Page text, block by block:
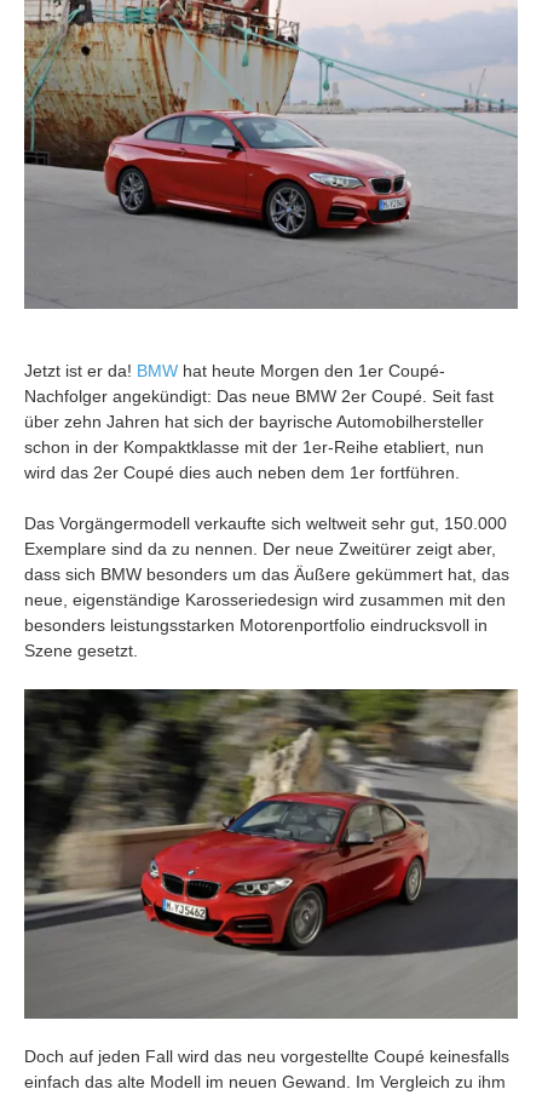
Jetzt ist er da! BMW hat heute Morgen den 1er Coupé-
Nachfolger angekündigt: Das neue BMW 2er Coupé. Seit fast
über zehn Jahren hat sich der bayrische Automobilhersteller
schon in der Kompaktklasse mit der 1er-Reihe etabliert, nun
wird das 2er Coupé dies auch neben dem 1er fortführen.
Das Vorgängermodell verkaufte sich weltweit sehr gut, 150.000
Exemplare sind da zu nennen. Der neue Zweitürer zeigt aber,
dass sich BMW besonders um das Äußere gekümmert hat, das
neue, eigenständige Karosseriedesign wird zusammen mit den
besonders leistungsstarken Motorenportfolio eindrucksvoll in
Szene gesetzt.
Doch auf jeden Fall wird das neu vorgestellte Coupé keinesfalls
einfach das alte Modell im neuen Gewand. Im Vergleich zu ihm